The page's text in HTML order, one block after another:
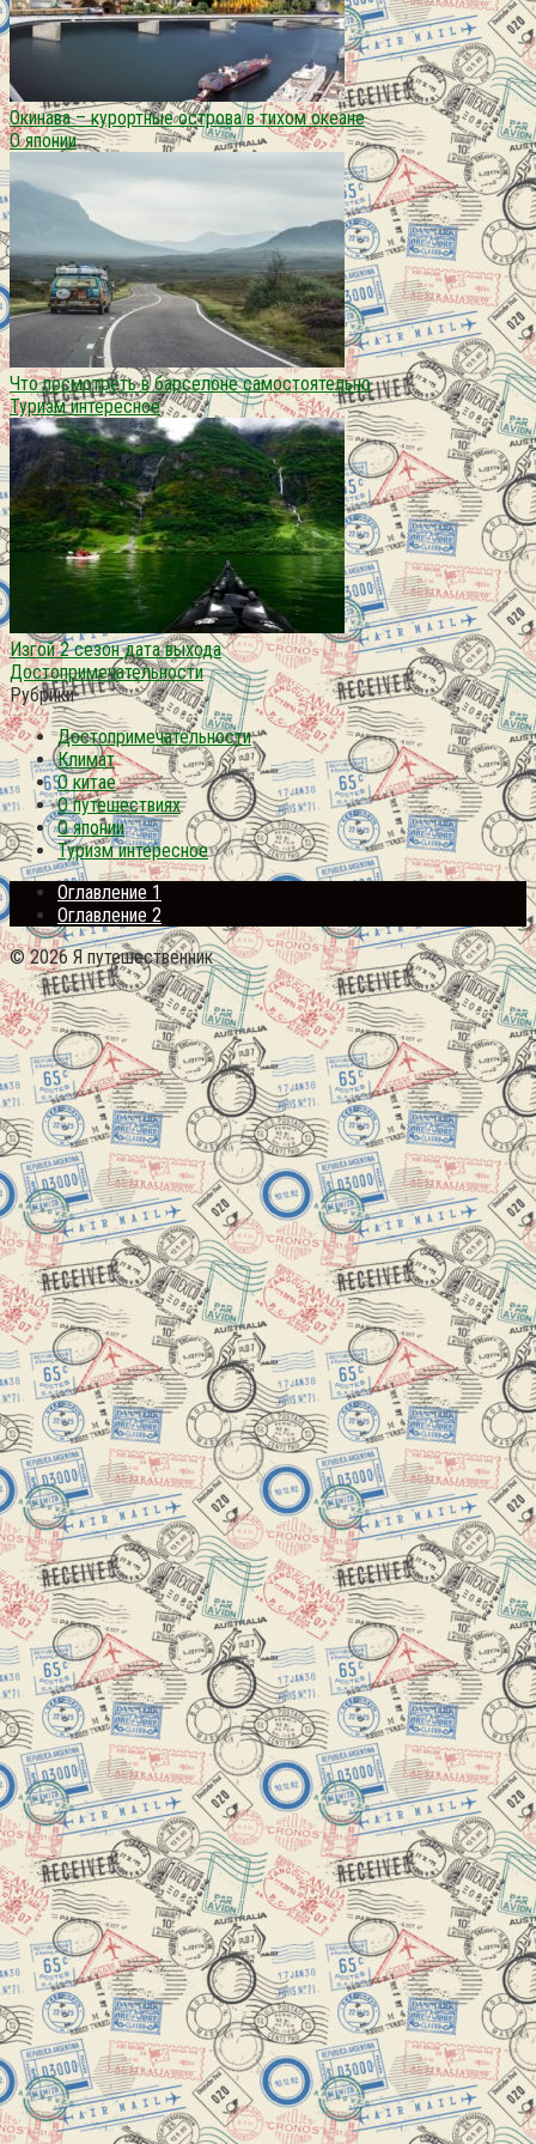
Окинава – курортные острова в тихом океане
О японии
Что посмотреть в барселоне самостоятельно
Туризм интересное
Изгой 2 сезон дата выхода
Достопримечательности
Рубрики
Достопримечательности
Климат
О китае
О путешествиях
О японии
Туризм интересное
Оглавление 1
Оглавление 2
© 2026 Я путешественник